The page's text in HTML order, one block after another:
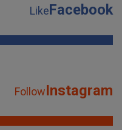
LikeFacebook
FollowInstagram